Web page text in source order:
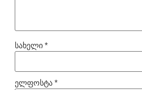
სახელი *
ელფოსტა *